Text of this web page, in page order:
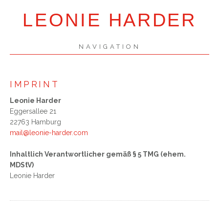
LEONIE HARDER
NAVIGATION
IMPRINT
Leonie Harder
Eggersallee 21
22763 Hamburg
mail@leonie-harder.com
Inhaltlich Verantwortlicher gemäß § 5 TMG (ehem.
MDStV)
Leonie Harder